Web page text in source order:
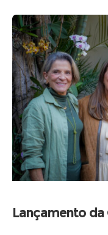
Leclercq, a
Lançamento da